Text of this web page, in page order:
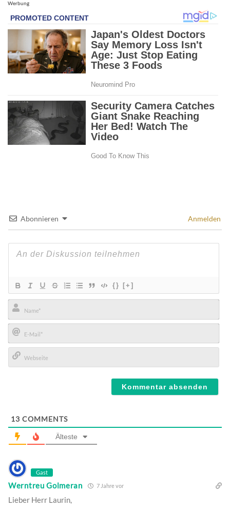
Werbung
Abonnieren Anmelden
{} [+]
Name*
E-
Mail*
13 COMMENTS
Älteste
Gast
Werntreu Golmeran 7 Jahre vor
Lieber Herr Laurin,